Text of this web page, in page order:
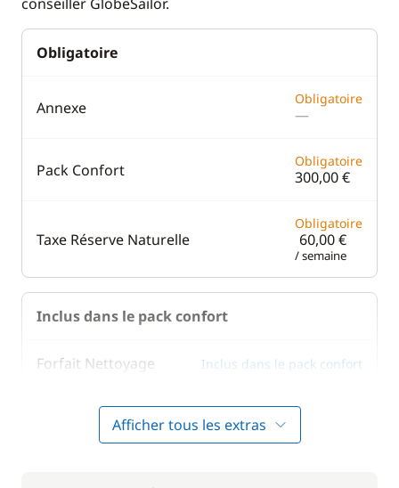
Obligatoire
Annexe Obligatoire
—
Pack Confort Obligatoire
300,00 €
Taxe Réserve Naturelle
Obligatoire
60,00 €
/ semaine
Inclus dans le pack confort
Forfait Nettoyage
Inclus dans le pack confort
Inclus dans le pack confort
—
Afficher tous les extras